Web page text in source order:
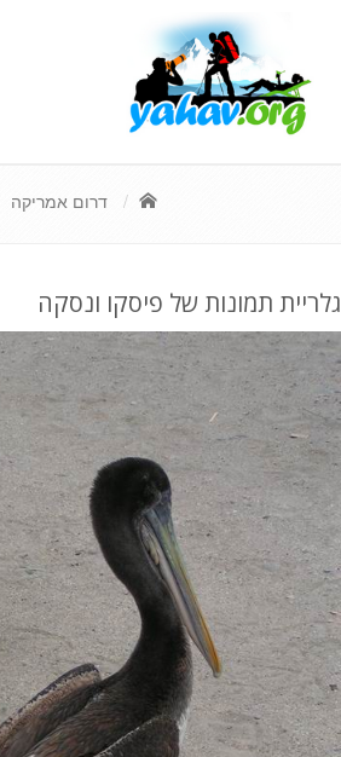
דרום אמריקה
גלריית תמונות של פיסקו ונסקה